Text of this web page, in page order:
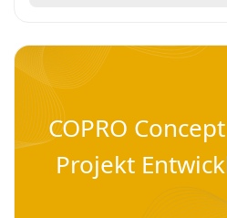
COPRO
Projekt